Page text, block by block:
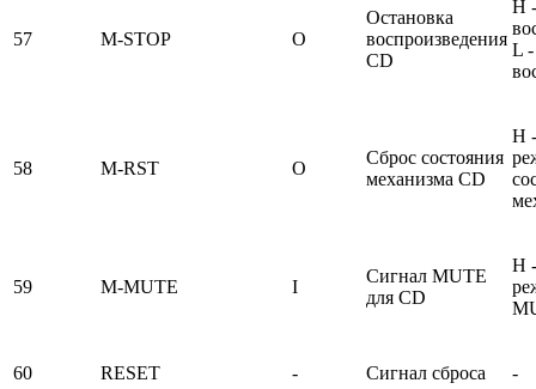
57 M-STOP O
Остановка
воспроизведения
CD
H -
L -
58 M-RST O
Сброс состояния
механизма CD
H
59 M-MUTE I
Сигнал MUTE
для CD
H
60 RESET - Сигнал сброса -